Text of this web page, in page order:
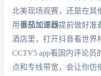
北美现场观赛，还是在其
用番茄加速器提前做好准
酒店里，打开抖音看世界
CCTV5 app看国内评论员
点和专线带宽，会让你仿